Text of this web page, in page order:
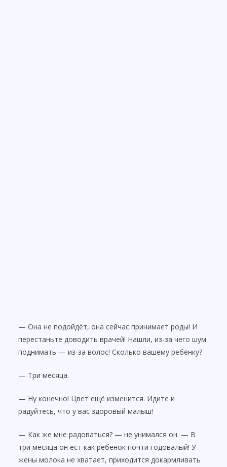
— Она не подойдёт, она сейчас принимает роды! И
перестаньте доводить врачей! Нашли, из-за чего шум
поднимать — из-за волос! Сколько вашему ребёнку?
— Три месяца.
— Ну конечно! Цвет ещё изменится. Идите и
радуйтесь, что у вас здоровый малыш!
— Как же мне радоваться? — не унимался он. — В
три месяца он ест как ребёнок почти годовалый! У
жены молока не хватает, приходится докармливать